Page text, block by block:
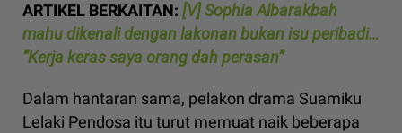
ARTIKEL BERKAITAN: [V] Sophia Albarakbah
mahu dikenali dengan lakonan bukan isu peribadi…
“Kerja keras saya orang dah perasan”
Dalam hantaran sama, pelakon drama Suamiku
Lelaki Pendosa itu turut memuat naik beberapa